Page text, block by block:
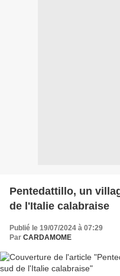
Pentedattillo, un
de l'Italie calabraise
Publié le 19/07/2024 à 07:29
Par CARDAMOME